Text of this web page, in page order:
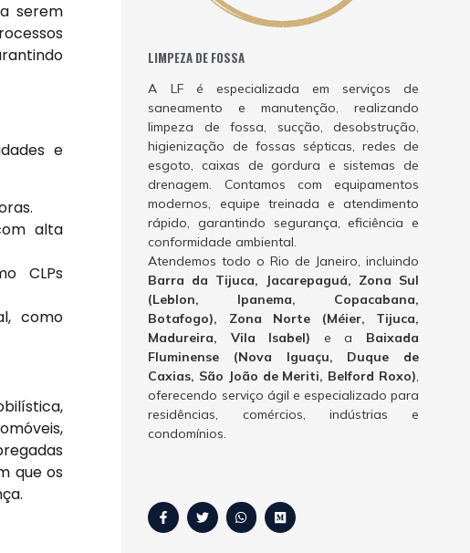
serem
e
alta
CLPs
como
que os
LIMPEZA DE FOSSA
A LF é especializada em serviços de
saneamento e manutenção, realizando
limpeza de fossa, sucção, desobstrução,
higienização de fossas sépticas, redes de
esgoto, caixas de gordura e sistemas de
drenagem. Contamos com equipamentos
modernos, equipe treinada e atendimento
rápido, garantindo segurança, eficiência e
conformidade ambiental.
Atendemos todo o Rio de Janeiro, incluindo
Barra da Tijuca, Jacarepaguá, Zona Sul
(Leblon, Ipanema, Copacabana,
Botafogo), Zona Norte (Méier, Tijuca,
Madureira, Vila Isabel) e a Baixada
Fluminense (Nova Iguaçu, Duque de
Caxias, São João de Meriti, Belford Roxo),
oferecendo serviço ágil e especializado para
residências, comércios, indústrias e
condomínios.